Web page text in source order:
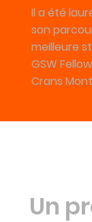
Il a été
son
meilleure
GSW
Crans
Un